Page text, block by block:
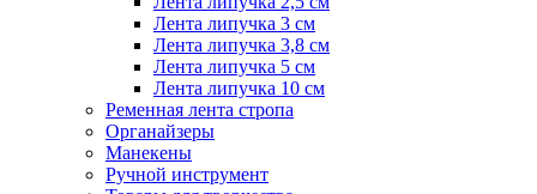
Лента липучка 3 см
Лента липучка 3,8 см
Лента липучка 5 см
Лента липучка 10 см
Ременная лента стропа
Органайзеры
Манекены
Ручной инструмент